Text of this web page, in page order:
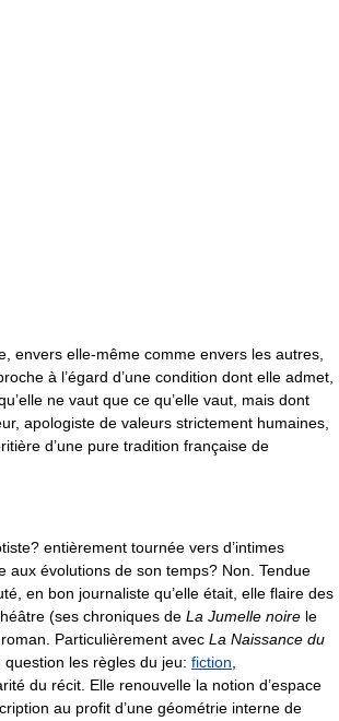
envers elle-même comme envers les autres,
à l’égard d’une condition dont elle admet,
ne vaut que ce qu’elle vaut, mais dont
apologiste de valeurs strictement humaines,
d’une pure tradition française de
entièrement tournée vers d’intimes
aux évolutions de son temps? Non. Tendue
en bon journaliste qu’elle était, elle flaire des
(ses chroniques de La Jumelle noire le
Particulièrement avec La Naissance du
question les règles du jeu: fiction
du récit. Elle renouvelle la notion d’espace
au profit d’une géométrie interne de